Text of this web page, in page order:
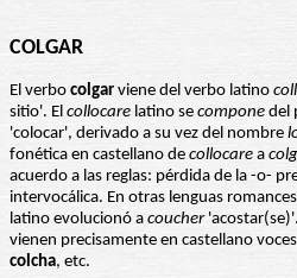
COLGAR
El verbo colgar viene del verbo latino
sitio'. El collocare latino se compone del
'colocar', derivado a su vez del nombre
fonética en castellano de collocare a
acuerdo a las reglas: pérdida de la -o-
intervocálica. En otras lenguas
latino evolucionó a coucher
vienen precisamente en castellano
colcha, etc.